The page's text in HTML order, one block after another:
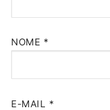
NOME *
E-MAIL *